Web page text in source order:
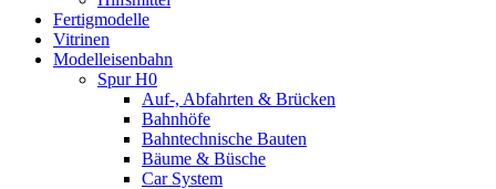
Fertigmodelle
Vitrinen
Modelleisenbahn
Spur H0
Auf-, Abfahrten & Brücken
Bahnhöfe
Bahntechnische Bauten
Bäume & Büsche
Car System